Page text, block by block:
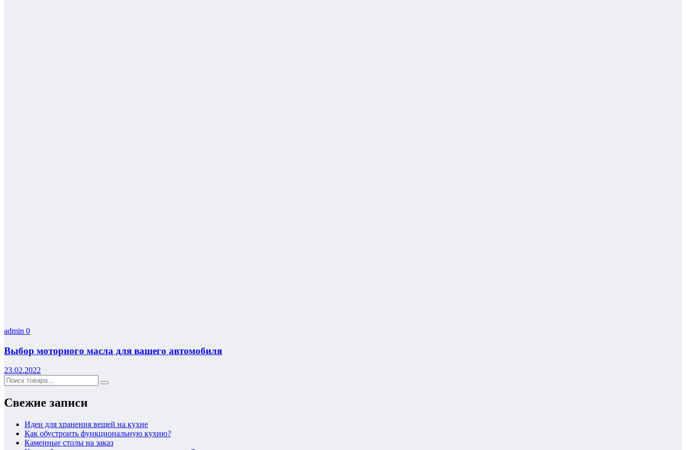
admin 0
Выбор моторного масла для вашего автомобиля
23.02.2022
Свежие записи
Идеи для хранения вещей на кухне
Как обустроить функциональную кухню?
Каменные столы на заказ